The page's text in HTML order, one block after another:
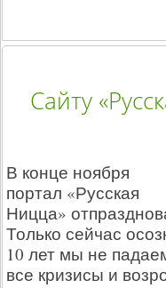
Сайту
В конце ноября
портал «Русская
Ницца»
Только сейчас
10 лет мы не
все кризисы и